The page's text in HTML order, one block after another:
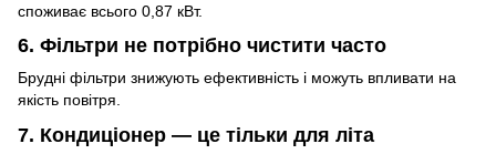
споживає всього 0,87 кВт.
6. Фільтри не потрібно чистити часто
Брудні фільтри знижують ефективність і можуть впливати на
якість повітря.
7. Кондиціонер — це тільки для літа